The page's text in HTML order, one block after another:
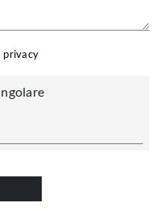
privacy